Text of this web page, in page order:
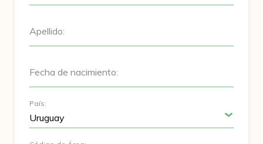
Apellido:
Fecha de nacimiento:
País: